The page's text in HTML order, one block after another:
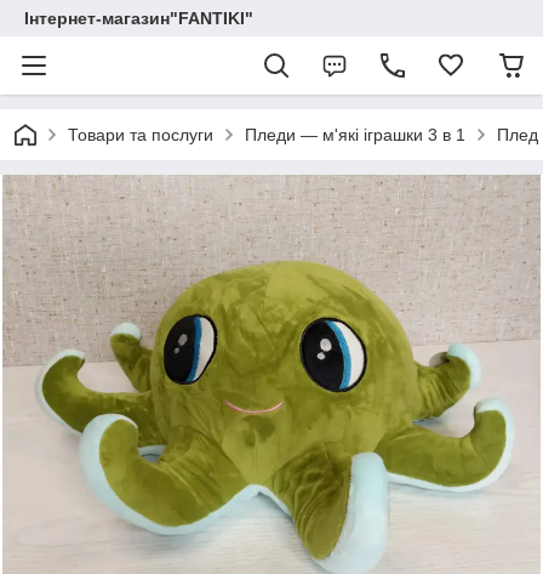
Інтернет-магазин"FANTIKI"
Товари та послуги Пледи — м'які іграшки 3 в 1 Плед